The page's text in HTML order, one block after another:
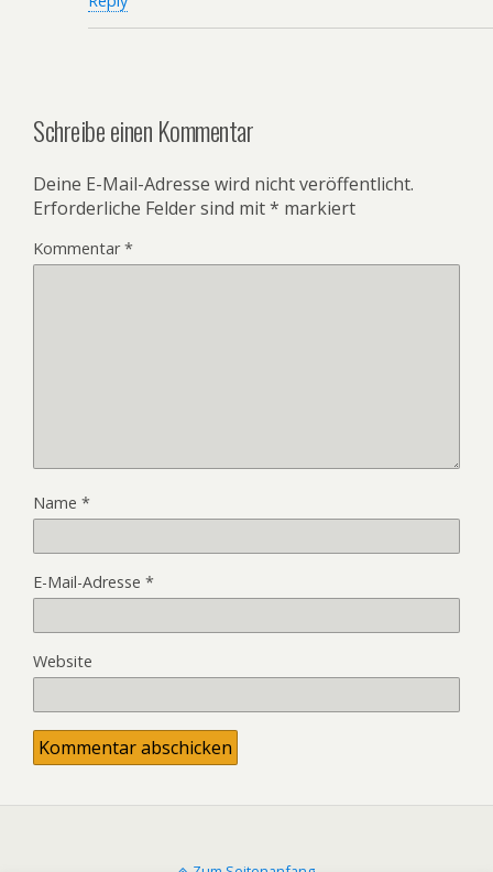
Schreibe einen Kommentar
Deine E-Mail-Adresse wird nicht veröffentlicht.
Erforderliche Felder sind mit* markiert
Kommentar*
Name *
E-Mail-Adresse *
Website